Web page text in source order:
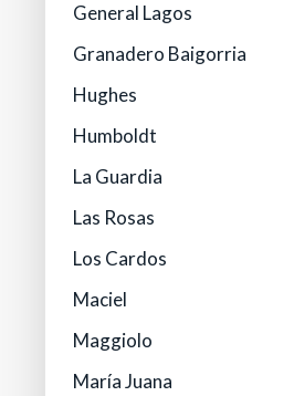
General Lagos
Granadero Baigorria
Hughes
Humboldt
La Guardia
Las Rosas
Los Cardos
Maciel
Maggiolo
María Juana